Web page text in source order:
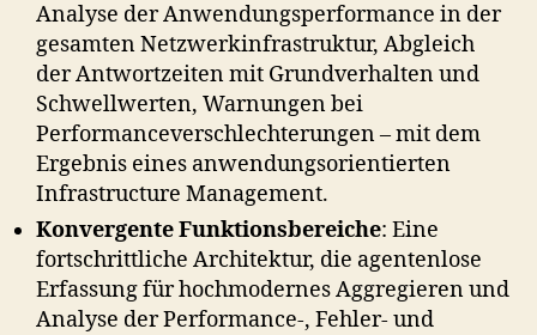
Analyse der Anwendungsperformance in der
gesamten Netzwerkinfrastruktur, Abgleich
der Antwortzeiten mit Grundverhalten und
Schwellwerten, Warnungen bei
Performanceverschlechterungen – mit dem
Ergebnis eines anwendungsorientierten
Infrastructure Management.
Konvergente Funktionsbereiche: Eine
fortschrittliche Architektur, die agentenlose
Erfassung für hochmodernes Aggregieren und
Analyse der Performance-, Fehler- und